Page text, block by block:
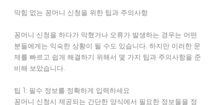
막힘 없는 꽁머니 신청을 위한 팁과 주의사항
꽁머니 신청을 하다가 막혔거나 오류가 발생하는 경우는 어떤
분들에게는 익숙한 상황이 될 수도 있습니다. 하지만 이러한 문
제를 빠르고 쉽게 해결하기 위해서 몇 가지 팁과 주의사항을 준
비해 보았습니다.
팁 1: 필수 정보를 정확하게 입력하세요
꽁머니 신청시 제공되는 간단한 양식에서 필요한 정보들을 정